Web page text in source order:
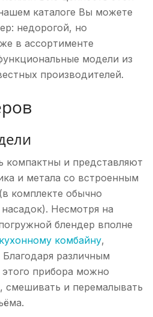
каталоге Вы можете
недорогой, но
в ассортименте
модели из
производителей.
компактны и представляют
и метала со встроенным
комплекте обычно
Несмотря на
блендер вполне
кухонному комбайну,
Благодаря различным
прибора можно
смешивать и перемалывать